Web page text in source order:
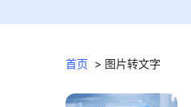
首页 > 图片转文字